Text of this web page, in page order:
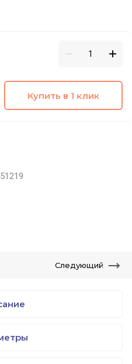
Купить в 1 клик
Следующий